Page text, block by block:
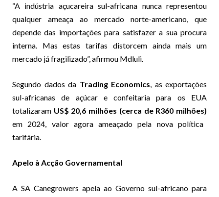
“A indústria açucareira sul-africana nunca representou
qualquer ameaça ao mercado norte-americano, que
depende das importações para satisfazer a sua procura
interna. Mas estas tarifas distorcem ainda mais um
mercado já fragilizado”, afirmou Mdluli.
Segundo dados da Trading Economics, as exportações
sul-africanas de açúcar e confeitaria para os EUA
totalizaram US$ 20,6 milhões (cerca de R360 milhões)
em 2024, valor agora ameaçado pela nova política
tarifária.
Apelo à Acção Governamental
A SA Canegrowers apela ao Governo sul-africano para